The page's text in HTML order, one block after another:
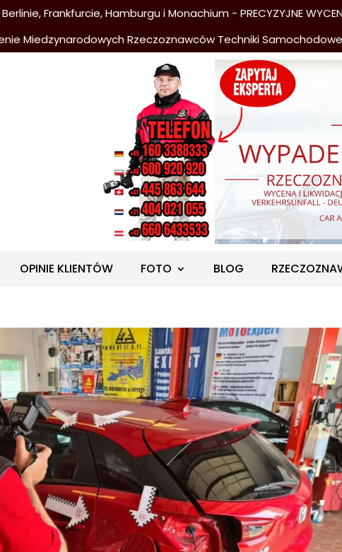
Frankfurcie, Hamburgu i Monachium - PRECYZYJNE
Miedzynarodowych Rzeczoznawców Techniki Samochodowej
OPINIE KLIENTÓW FOTO BLOG